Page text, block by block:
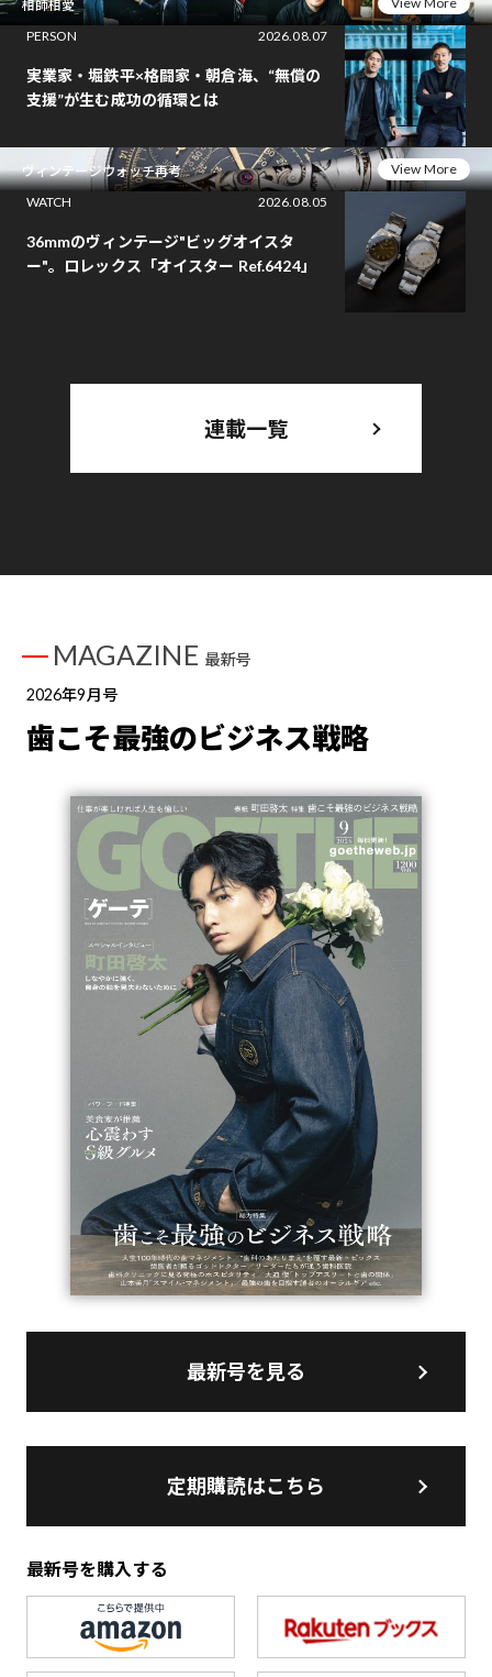
相師相愛
PERSON
2026.08.07
実業家・堀鉄平×格闘家・朝倉海、“無償の
支援”が生む成功の循環とは
ヴィンテージウォッチ再考
View More
WATCH
2026.08.05
36mmのヴィンテージ"ビッグオイスタ
ー"。ロレックス「オイスター Ref.6424」
連載一覧
MAGAZINE 最新号
2026年9月号
歯こそ最強のビジネス戦略
最新号を見る
定期購読はこちら
最新号を購入する